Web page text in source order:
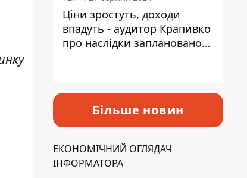
Ціни зростуть, доходи
впадуть - аудитор Крапивко
про наслідки запланованого
Більше новин
ЕКОНОМІЧНИЙ ОГЛЯДАЧ
ІНФОРМАТОРА